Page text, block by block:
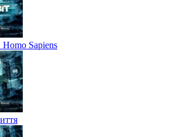
Sapiens